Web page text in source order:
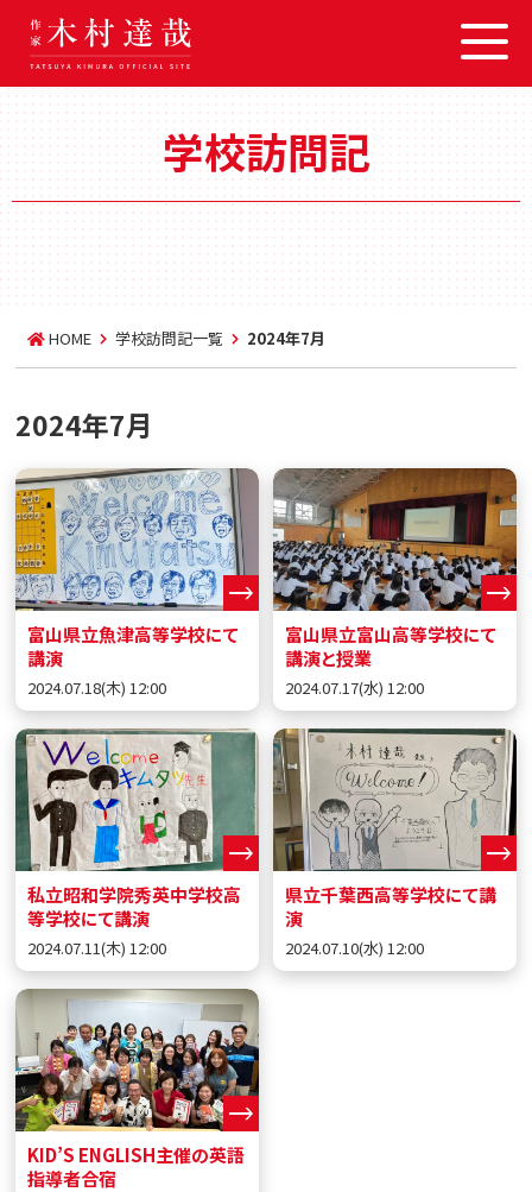
学校訪問記
HOME 学校訪問記一覧 2024年7月
2024年7月
富山県立魚津高等学校にて
講演
2024.07.18(木) 12:00
富山県立富山高等学校にて
講演と授業
2024.07.17(水) 12:00
私立昭和学院秀英中学校高
等学校にて講演
2024.07.11(木) 12:00
県立千葉西高等学校にて講
演
2024.07.10(水) 12:00
KID’S ENGLISH主催の英語
指導者合宿